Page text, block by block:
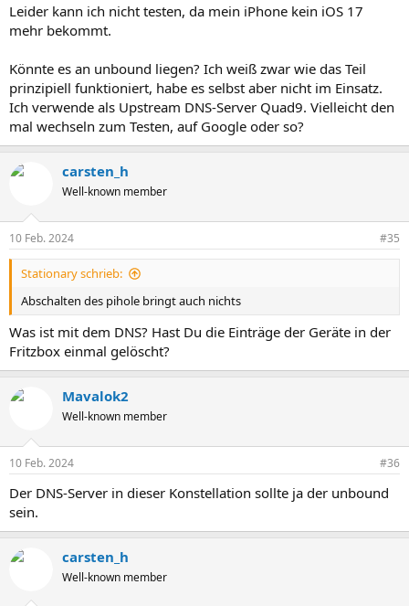
Leider kann ich nicht testen, da mein iPhone kein iOS 17
mehr bekommt.
Könnte es an unbound liegen? Ich weiß zwar wie das Teil
prinzipiell funktioniert, habe es selbst aber nicht im Einsatz.
Ich verwende als Upstream DNS-Server Quad9. Vielleicht den
mal wechseln zum Testen, auf Google oder so?
carsten_h
Well-known member
10 Feb. 2024 #35
Stationary schrieb:
Abschalten des pihole bringt auch nichts
Was ist mit dem DNS? Hast Du die Einträge der Geräte in der
Fritzbox einmal gelöscht?
Mavalok2
Well-known member
10 Feb. 2024 #36
Der DNS-Server in dieser Konstellation sollte ja der unbound
sein.
carsten_h
Well-known member